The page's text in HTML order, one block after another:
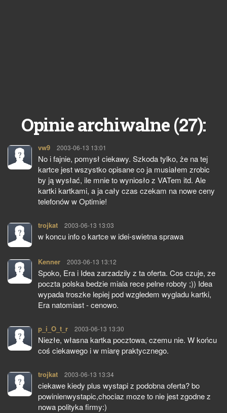
Opinie archiwalne (27):
vw9 pisze:
2003-06-13 13:01
No i fajnie, pomysł ciekawy. Szkoda tylko, że na tej
kartce jest wszystko opisane co ja musiałem zrobic
by ją wysłać, ile mnie to wyniosło z VATem itd. Ale
kartki kartkami, a ja cały czas czekam na nowe ceny
telefonów w Optimie!
trojkat pisze:
2003-06-13 13:03
w koncu info o kartce w idei-swietna sprawa
Kenner pisze:
2003-06-13 13:12
Spoko, Era i Idea zarzadzily z ta oferta. Cos czuje, ze
poczta polska bedzie miala rece pelne roboty ;)) Idea
wypada troszke lepiej pod wzgledem wygladu kartki,
Era natomiast - cenowo.
p_i_O_t_r pisze:
2003-06-13 13:30
Niezłe, własna kartka pocztowa, czemu nie. W końcu
coś ciekawego i w miarę praktycznego.
trojkat pisze:
2003-06-13 13:34
ciekawe kiedy plus wystapi z podobna oferta? bo
powinienwystapic,chociaz moze to nie jest zgodne z
nowa polityka firmy:)